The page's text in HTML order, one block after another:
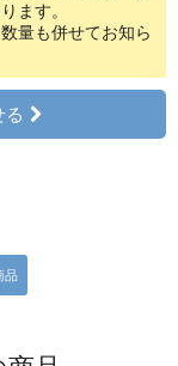
ます。
量も併せてお知ら
る
品